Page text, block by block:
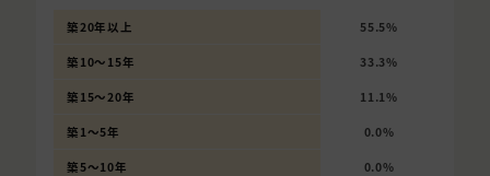
築20年以上 55.5%
築10〜15年 33.3%
築15〜20年 11.1%
築1〜5年 0.0%
築5〜10年 0.0%